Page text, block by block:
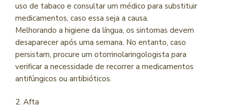
uso de tabaco e consultar um médico para substituir
medicamentos, caso essa seja a causa.
Melhorando a higiene da língua, os sintomas devem
desaparecer após uma semana. No entanto, caso
persistam, procure um otorrinolaringologista para
verificar a necessidade de recorrer a medicamentos
antifúngicos ou antibióticos.
2. Afta